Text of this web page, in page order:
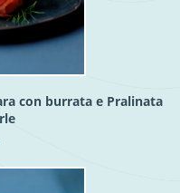
con burrata e Pralinata